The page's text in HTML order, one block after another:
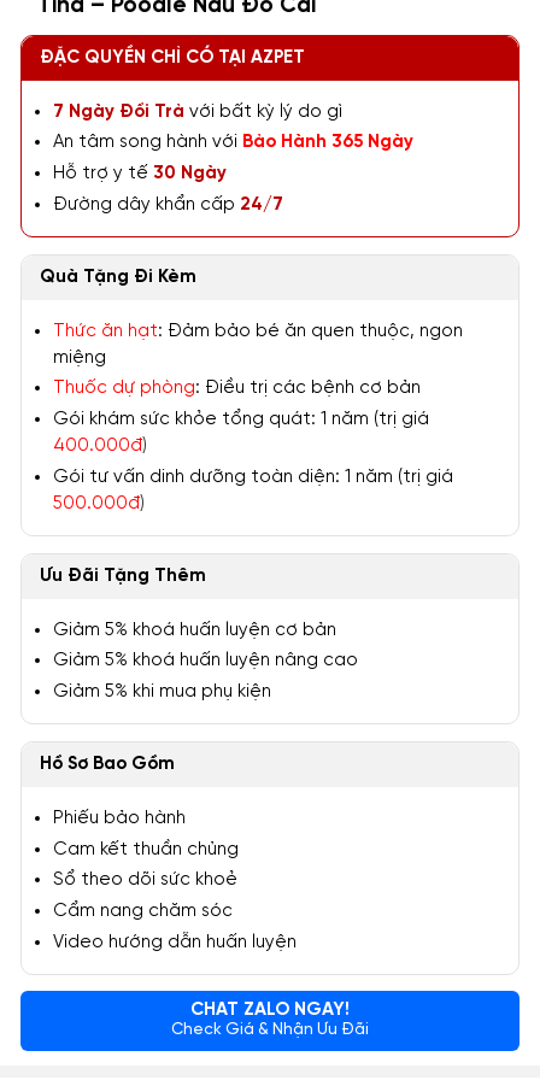
Tina – Poodle Nâu Đỏ Cái
ĐẶC QUYỀN CHỈ CÓ TẠI AZPET
7 Ngày Đổi Trả với bất kỳ lý do gì
An tâm song hành với Bảo Hành 365 Ngày
Hỗ trợ y tế 30 Ngày
Đường dây khẩn cấp 24/7
Quà Tặng Đi Kèm
Thức ăn hạt: Đảm bảo bé ăn quen thuộc, ngon
miệng
Thuốc dự phòng: Điều trị các bệnh cơ bản
Gói khám sức khỏe tổng quát: 1 năm (trị giá
400.000đ)
Gói tư vấn dinh dưỡng toàn diện: 1 năm (trị giá
500.000đ)
Ưu Đãi Tặng Thêm
Giảm 5% khoá huấn luyện cơ bản
Giảm 5% khoá huấn luyện nâng cao
Giảm 5% khi mua phụ kiện
Hồ Sơ Bao Gồm
Phiếu bảo hành
Cam kết thuần chủng
Sổ theo dõi sức khoẻ
Cẩm nang chăm sóc
Video hướng dẫn huấn luyện
CHAT ZALO NGAY!
Check Giá & Nhận Ưu Đãi